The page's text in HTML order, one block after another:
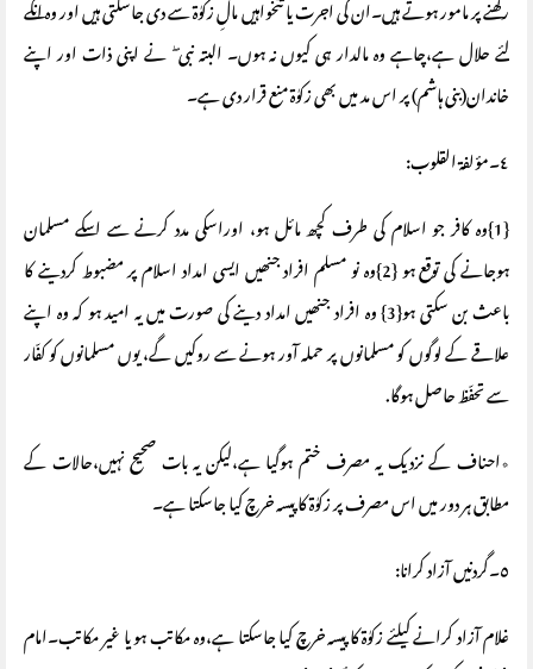
رکھنے پر مامور ہوتے ہیں۔ان کی اجرت یا تنخواہیں مالِ زکوٰة سے دی جاسکتی ہیں اور وہ انکے
لئے حلال ہے،چاہے وہ مالدار ہی کیوں نہ ہوں۔ البتہ نبی ۖ نے اپنی ذات اور اپنے
خاندان(بنی ہاشم) پر اس مد میں بھی زکوٰة منع قرار دی ہے۔
٤۔مؤلفة القلوب:
{1}وہ کافر جو اسلام کی طرف کچھ مائل ہو، اوراسکی مدد کرنے سے اسکے مسلمان
ہوجانے کی توقع ہو {2}وہ نو مسلم افراد جنھیں ایسی امداد اسلام پر مضبوط کردینے کا
باعث بن سکتی ہو{3} وہ افراد جنھیں امداد دینے کی صورت میں یہ امید ہو کہ وہ اپنے
علاقے کے لوگوں کو مسلمانوں پر حملہ آور ہونے سے روکیں گے، یوں مسلمانوں کو کفّار
سے تحفّظ حاصل ہوگا.
٭احناف کے نزدیک یہ مصرف ختم ہوگیا ہے،لیکن یہ بات صحیح نہیں،حالات کے
مطابق ہر دور میں اس مصرف پر زکوٰة کا پیسہ خرچ کیا جاسکتا ہے۔
٥۔گردنیں آزاد کرانا:
غلام آزاد کرانے کیلئے زکوٰة کا پیسہ خرچ کیا جاسکتا ہے،وہ مکاتب ہو یا غیر مکاتب۔امام